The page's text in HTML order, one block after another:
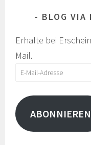
BLOG VIA
Erhalte bei
Mail.
E-
Adresse
ABONNIEREN